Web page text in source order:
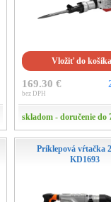
Vložiť do košíka
169.30 €
bez DPH
skladom - doručenie do
Príklepová vŕtačka
KD1693